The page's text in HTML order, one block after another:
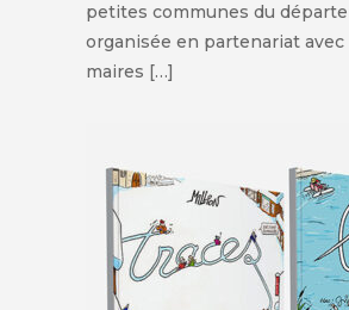
petites communes du
organisée en partenariat avec
maires […]